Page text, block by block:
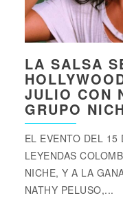
LA SALSA
JULIO CON
GRUPO
EL EVENTO DEL 15
LEYENDAS
NICHE, Y A LA
NATHY PELUSO,...